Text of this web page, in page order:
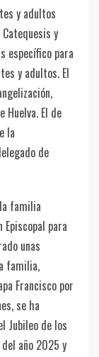
y adultos
Catequesis y
específico para
y adultos. El
Huelva. El de
la
de
familia
para
unas
familia,
Francisco por
se ha
Jubileo de los
año 2025 y